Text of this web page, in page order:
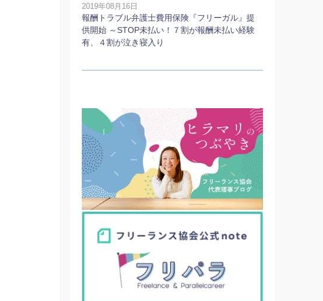
2019年08月16日
報酬トラブル弁護士費用保険『フリーガル』提
供開始 ～STOP未払い！７割が報酬未払い経験
有、４割が泣き寝入り